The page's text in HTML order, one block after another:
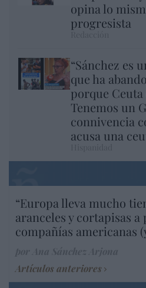
opina lo
progresista
“Sánchez es
que ha
porque Ceuta
Tenemos un
connivencia
acusa una
“Europa lleva mucho
aranceles y cortapisas
compañías americanas
Artículos anteriores